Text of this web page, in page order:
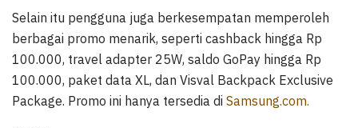
Selain itu pengguna juga berkesempatan memperoleh
berbagai promo menarik, seperti cashback hingga Rp
100.000, travel adapter 25W, saldo GoPay hingga Rp
100.000, paket data XL, dan Visval Backpack Exclusive
Package. Promo ini hanya tersedia di Samsung.com.